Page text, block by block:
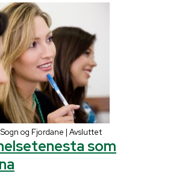
Sogn og Fjordane | Avsluttet
som